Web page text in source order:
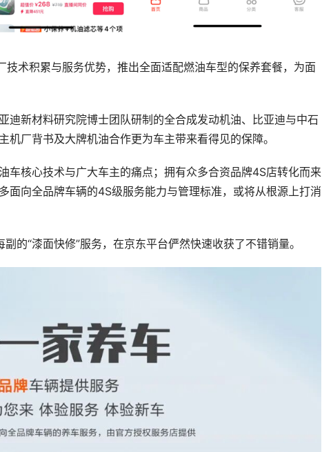
技术积累与服务优势，推出全面适配燃油车型的保养套餐，为面
迪新材料研究院博士团队研制的全合成发动机油、比亚迪与中石
厂背书及大牌机油合作更为车主带来看得见的保障。
车核心技术与广大车主的痛点；拥有众多合资品牌4S店转化而来
面向全品牌车辆的4S级服务能力与管理标准，或将从根源上打消
的“漆面快修”服务，在京东平台俨然快速收获了不错销量。